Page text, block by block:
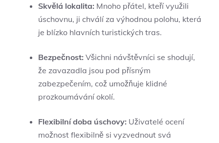
Skvělá lokalita: Mnoho přátel, kteří využili
úschovnu, ji chválí za výhodnou polohu, která
je blízko hlavních turistických tras.
Bezpečnost: Všichni návštěvníci se shodují,
že zavazadla jsou pod přísným
zabezpečením, což umožňuje klidné
prozkoumávání okolí.
Flexibilní doba úschovy: Uživatelé ocení
možnost flexibilně si vyzvednout svá